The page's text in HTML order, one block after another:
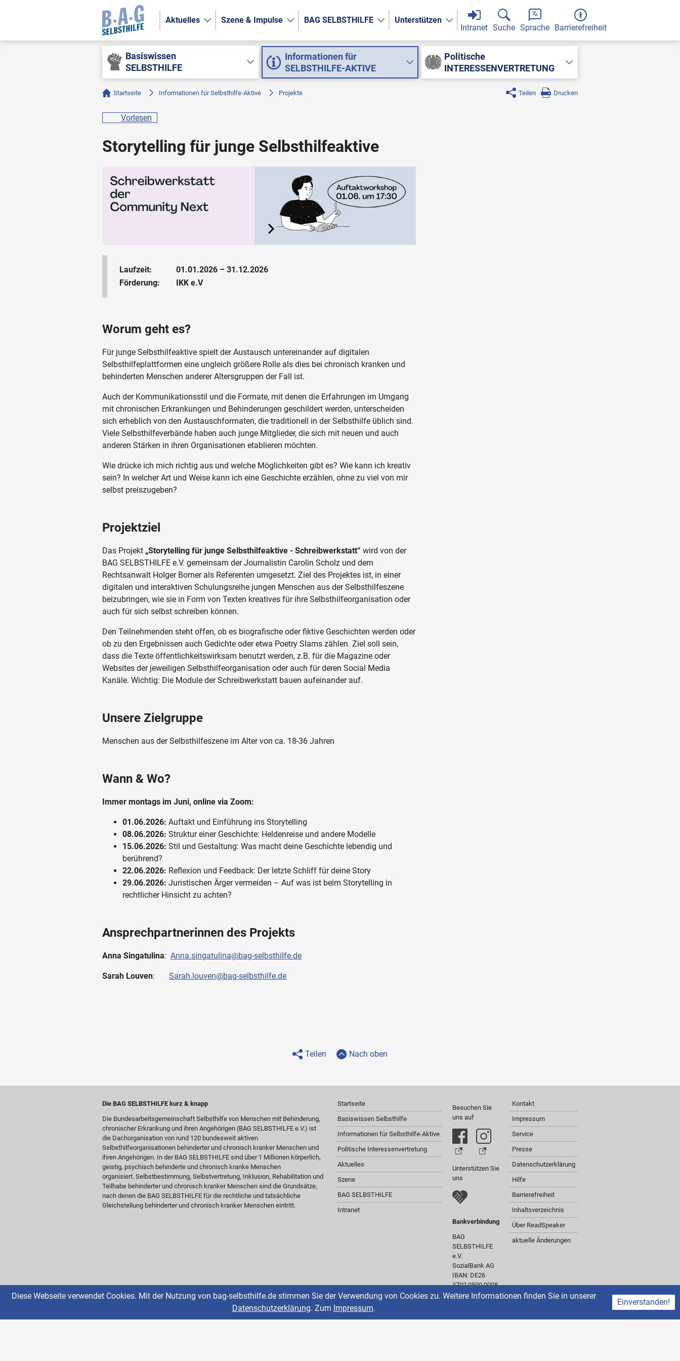
Diese Webseite verwendet Cookies. Mit der Nutzung von bag-selbsthilfe.de stimmen Sie der Verwendung von Cookies zu. Weitere Informationen finden Sie in unserer
Datenschutzerklärung. Zum Impressum.
Einverstanden!
Aktuelles Szene & Impulse BAG SELBSTHILFE Unterstützen
Intranet Suche Sprache Barrierefreiheit
Basiswissen
SELBSTHILFE
Informationen für
SELBSTHILFE-AKTIVE
Politische
INTERESSENVERTRETUNG
Startseite Informationen für Selbsthilfe-Aktive Projekte Teilen Drucken
Vorlesen
Storytelling für junge Selbsthilfeaktive
Laufzeit:
01.01.2026 – 31.12.2026
Förderung:
IKK e.V
Worum geht es?
Für junge Selbsthilfeaktive spielt der Austausch untereinander auf digitalen
Selbsthilfeplattformen eine ungleich größere Rolle als dies bei chronisch kranken und
behinderten Menschen anderer Altersgruppen der Fall ist.
Auch der Kommunikationsstil und die Formate, mit denen die Erfahrungen im Umgang
mit chronischen Erkrankungen und Behinderungen geschildert werden, unterscheiden
sich erheblich von den Austauschformaten, die traditionell in der Selbsthilfe üblich sind.
Viele Selbsthilfeverbände haben auch junge Mitglieder, die sich mit neuen und auch
anderen Stärken in ihren Organisationen etablieren möchten.
Wie drücke ich mich richtig aus und welche Möglichkeiten gibt es? Wie kann ich kreativ
sein? In welcher Art und Weise kann ich eine Geschichte erzählen, ohne zu viel von mir
selbst preiszugeben?
Projektziel
Das Projekt „Storytelling für junge Selbsthilfeaktive - Schreibwerkstatt“ wird von der
BAG SELBSTHILFE e.V. gemeinsam der Journalistin Carolin Scholz und dem
Rechtsanwalt Holger Borner als Referenten umgesetzt. Ziel des Projektes ist, in einer
digitalen und interaktiven Schulungsreihe jungen Menschen aus der Selbsthilfeszene
beizubringen, wie sie in Form von Texten kreatives für ihre Selbsthilfeorganisation oder
auch für sich selbst schreiben können.
Den Teilnehmenden steht offen, ob es biografische oder fiktive Geschichten werden oder
ob zu den Ergebnissen auch Gedichte oder etwa Poetry Slams zählen. Ziel soll sein,
dass die Texte öffentlichkeitswirksam benutzt werden, z.B. für die Magazine oder
Websites der jeweiligen Selbsthilfeorganisation oder auch für deren Social Media
Kanäle. Wichtig: Die Module der Schreibwerkstatt bauen aufeinander auf.
Unsere Zielgruppe
Menschen aus der Selbsthilfeszene im Alter von ca. 18-36 Jahren
Wann & Wo?
Immer montags im Juni, online via Zoom:
01.06.2026: Auftakt und Einführung ins Storytelling
08.06.2026: Struktur einer Geschichte: Heldenreise und andere Modelle
15.06.2026: Stil und Gestaltung: Was macht deine Geschichte lebendig und
berührend?
22.06.2026: Reflexion und Feedback: Der letzte Schliff für deine Story
29.06.2026: Juristischen Ärger vermeiden – Auf was ist beim Storytelling in
rechtlicher Hinsicht zu achten?
Ansprechpartnerinnen des Projekts
Anna Singatulina: Anna.singatulina@bag-selbsthilfe.de
Sarah Louven: Sarah.louven@bag-selbsthilfe.de
Teilen Nach oben
Die BAG SELBSTHILFE kurz & knapp
Die Bundesarbeitsgemeinschaft Selbsthilfe von Menschen mit Behinderung,
chronischer Erkrankung und ihren Angehörigen (BAG SELBSTHILFE e.V.) ist
die Dachorganisation von rund 120 bundesweit aktiven
Selbsthilfeorganisationen behinderter und chronisch kranker Menschen und
ihren Angehörigen. In der BAG SELBSTHILFE sind über 1 Millionen körperlich,
geistig, psychisch behinderte und chronisch kranke Menschen
organisiert. Selbstbestimmung, Selbstvertretung, Inklusion, Rehabilitation und
Teilhabe behinderter und chronisch kranker Menschen sind die Grundsätze,
nach denen die BAG SELBSTHILFE für die rechtliche und tatsächliche
Gleichstellung behinderter und chronisch kranker Menschen eintritt.
Startseite
Basiswissen Selbsthilfe
Informationen für Selbsthilfe-Aktive
Politische Interessenvertretung
Aktuelles
Szene
BAG SELBSTHILFE
Intranet
Besuchen Sie
uns auf
Unterstützen Sie
uns
Bankverbindung
BAG
SELBSTHILFE
e.V.
SozialBank AG
IBAN: DE26
3702 0500 0008
0301 00
Kontakt
Impressum
Service
Presse
Datenschutzerklärung
Hilfe
Barrierefreiheit
Inhaltsverzeichnis
Über ReadSpeaker
aktuelle Änderungen